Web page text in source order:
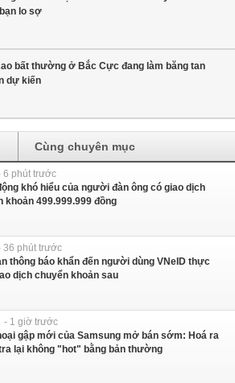
lo sợ
bất thường ở Bắc Cực đang làm băng tan
dự kiến
Cùng chuyên mục
6 phút trước
khó hiểu của người đàn ông có giao dịch
khoản 499.999.999 đồng
36 phút trước
thông báo khẩn đến người dùng VNeID thực
dịch chuyển khoản sau
- 1 giờ trước
gập mới của Samsung mở bán sớm: Hoá ra
lại không "hot" bằng bản thường